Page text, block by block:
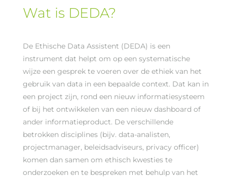
Wat is DEDA?
De Ethische Data Assistent (DEDA) is een
instrument dat helpt om op een systematische
wijze een gesprek te voeren over de ethiek van het
gebruik van data in een bepaalde context. Dat kan in
een project zijn, rond een nieuw informatiesysteem
of bij het ontwikkelen van een nieuw dashboard of
ander informatieproduct. De verschillende
betrokken disciplines (bijv. data-analisten,
projectmanager, beleidsadviseurs, privacy officer)
komen dan samen om ethisch kwesties te
onderzoeken en te bespreken met behulp van het